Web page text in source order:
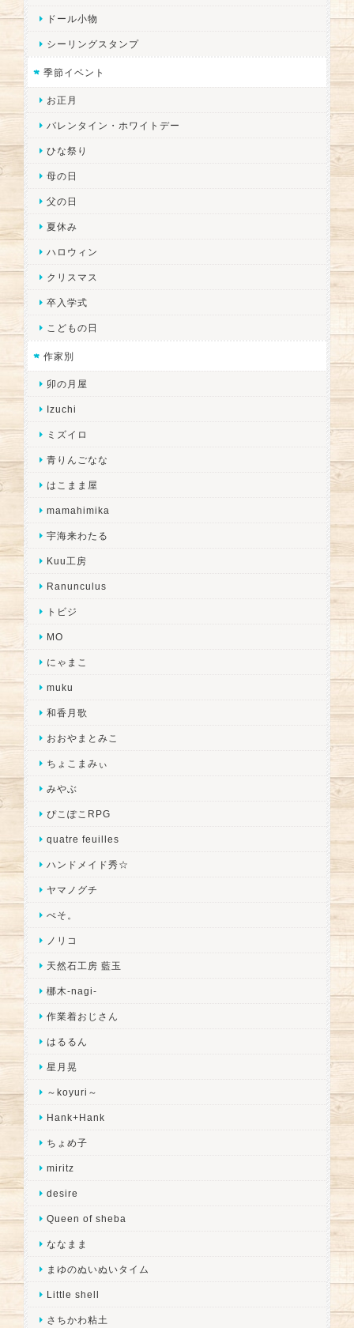
ドール小物
シーリングスタンプ
季節イベント
お正月
バレンタイン・ホワイトデー
ひな祭り
母の日
父の日
夏休み
ハロウィン
クリスマス
卒入学式
こどもの日
作家別
卯の月屋
Izuchi
ミズイロ
青りんごなな
はこまま屋
mamahimika
宇海来わたる
Kuu工房
Ranunculus
トビジ
MO
にゃまこ
muku
和香月歌
おおやまとみこ
ちょこまみぃ
みやぶ
ぴこぽこRPG
quatre feuilles
ハンドメイド秀☆
ヤマノグチ
ぺそ。
ノリコ
天然石工房 藍玉
梛木-nagi-
作業着おじさん
はるるん
星月晃
～koyuri～
Hank+Hank
ちょめ子
miritz
desire
Queen of sheba
ななまま
まゆのぬいぬいタイム
Little shell
さちかわ粘土